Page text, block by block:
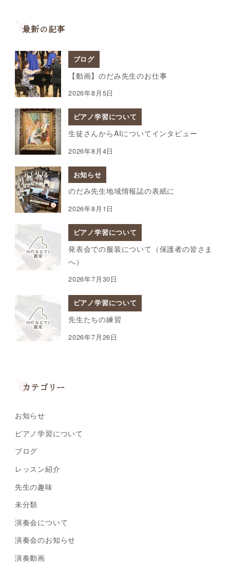
最新の記事
ブログ
【動画】のだみ先生のお仕事
2026年8月5日
ピアノ学習について
生徒さんからAIについてインタビュー
2026年8月4日
お知らせ
のだみ先生地域情報誌の表紙に
2026年8月1日
ピアノ学習について
発表会での服装について（保護者の皆さま
へ）
2026年7月30日
ピアノ学習について
先生たちの練習
2026年7月26日
カテゴリー
お知らせ
ピアノ学習について
ブログ
レッスン紹介
先生の趣味
未分類
演奏会について
演奏会のお知らせ
演奏動画